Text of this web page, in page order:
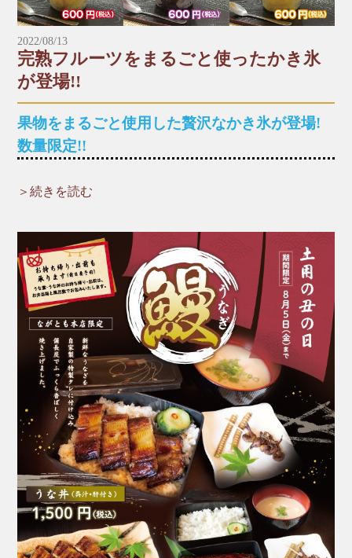
■財光寺店
☎︎0982-53-6979
〒883-0021日向市財光寺242-1
国道10号線沿い
*～:+:～*～:+:～*～*～:+:～*～:+:～*～
2022/08/13
完熟フルーツをまるごと使ったかき氷
が登場!!
果物をまるごと使用した贅沢なかき氷が登場!
数量限定!!
氷が夏季限定で登場です。
着色料・食品添加物を使用せず、瞬間冷凍させた果
実をそのままかき氷にしました。
自家製の生フルーツシロップもかけてさらに濃厚な
味わいに!!
濃厚なかき氷を食べて暑い夏を乗り切っていきまし
ょう♪
お持ち帰りも可能です。
＊夏季限定
＊マンゴーは数量限定商品となっております。
＊仕入れ状況により終了する場合がございます。ご
了承ください。
【期間限定メニュー】
▶︎マンゴー(宮崎県産)※数量限定
1,000円（税込）
＞続きを読む